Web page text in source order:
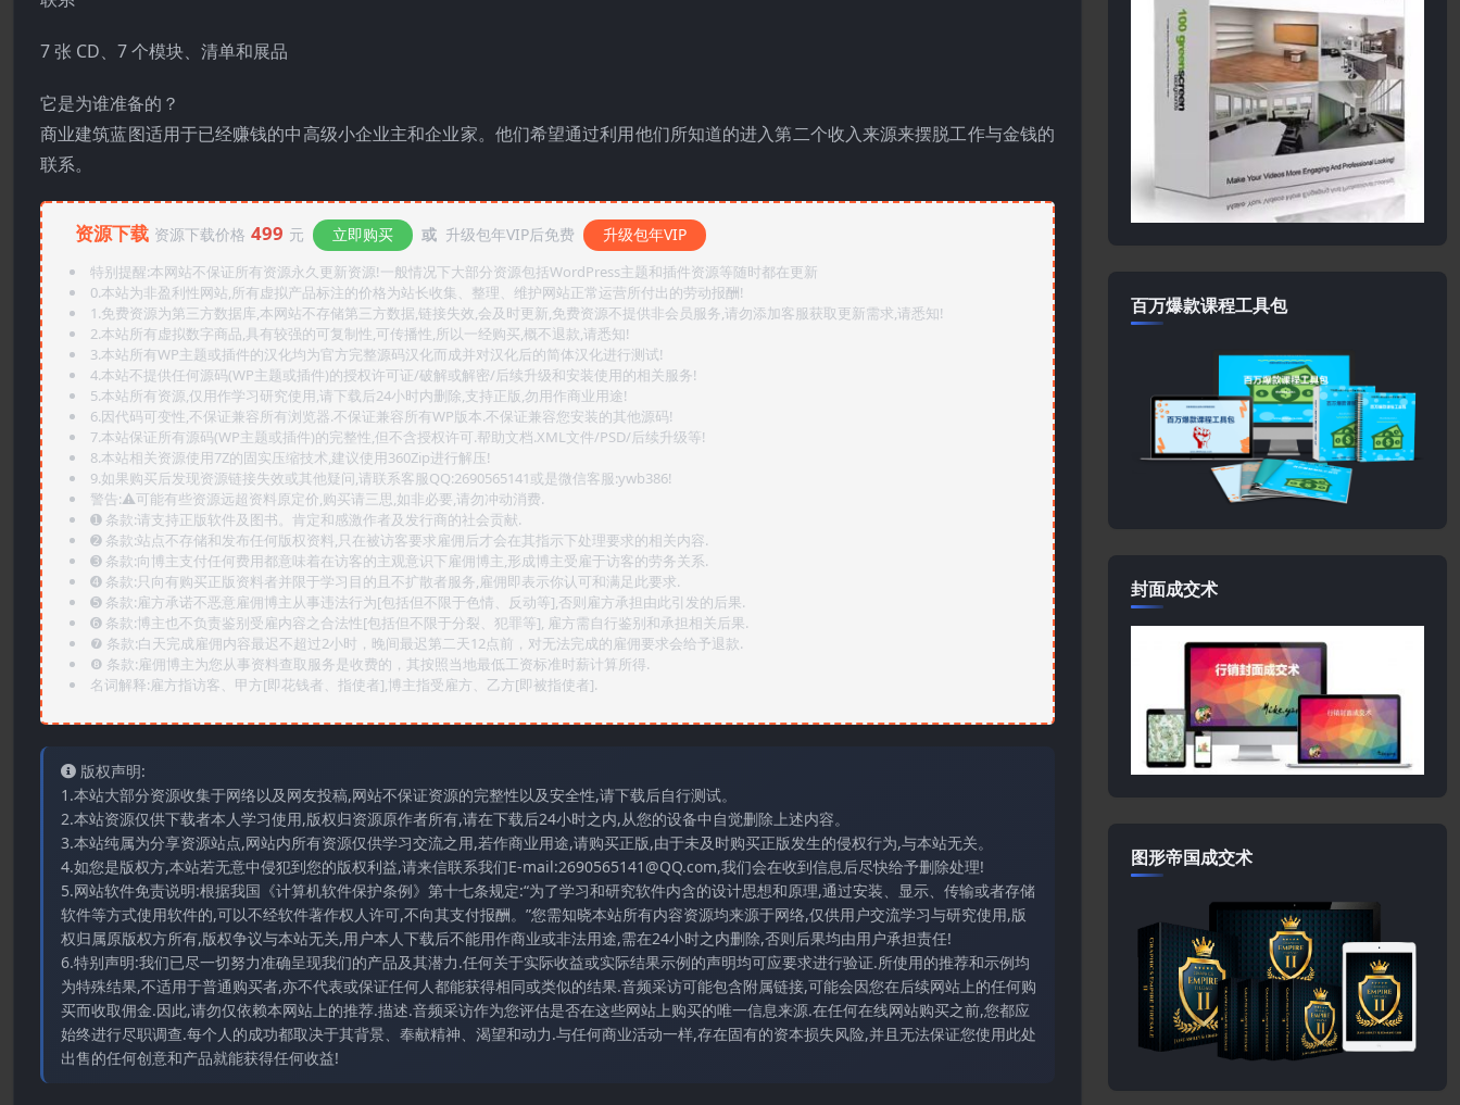
7 张 CD、7 个模块、清单和展品
它是为谁准备的？
商业建筑蓝图适用于已经赚钱的中高级小企业主和企业家。他们希望通过利用他们所知道的进入第二个收入来源来摆脱工作与金钱的
联系。
资源下载 资源下载价格 499 元 立即购买 或 升级包年VIP后免费 升级包年VIP
特别提醒:本网站不保证所有资源永久更新资源!一般情况下大部分资源包括WordPress主题和插件资源等随时都在更新
0.本站为非盈利性网站,所有虚拟产品标注的价格为站长收集、整理、维护网站正常运营所付出的劳动报酬!
1.免费资源为第三方数据库,本网站不存储第三方数据,链接失效,会及时更新,免费资源不提供非会员服务,请勿添加客服获取更新需求,请悉知!
2.本站所有虚拟数字商品,具有较强的可复制性,可传播性,所以一经购买,概不退款,请悉知!
3.本站所有WP主题或插件的汉化均为官方完整源码汉化而成并对汉化后的简体汉化进行测试!
4.本站不提供任何源码(WP主题或插件)的授权许可证/破解或解密/后续升级和安装使用的相关服务!
5.本站所有资源,仅用作学习研究使用,请下载后24小时内删除,支持正版,勿用作商业用途!
6.因代码可变性,不保证兼容所有浏览器.不保证兼容所有WP版本.不保证兼容您安装的其他源码!
7.本站保证所有源码(WP主题或插件)的完整性,但不含授权许可.帮助文档.XML文件/PSD/后续升级等!
8.本站相关资源使用7Z的固实压缩技术,建议使用360Zip进行解压!
9.如果购买后发现资源链接失效或其他疑问,请联系客服QQ:2690565141或是微信客服:ywb386!
警告:⚠️可能有些资源远超资料原定价,购买请三思,如非必要,请勿冲动消费.
➊️ 条款:请支持正版软件及图书。肯定和感激作者及发行商的社会贡献.
➋️ 条款:站点不存储和发布任何版权资料,只在被访客要求雇佣后才会在其指示下处理要求的相关内容.
➌️ 条款:向博主支付任何费用都意味着在访客的主观意识下雇佣博主,形成博主受雇于访客的劳务关系.
➍️ 条款:只向有购买正版资料者并限于学习目的且不扩散者服务,雇佣即表示你认可和满足此要求.
➎ 条款:雇方承诺不恶意雇佣博主从事违法行为[包括但不限于色情、反动等],否则雇方承担由此引发的后果.
➏️ 条款:博主也不负责鉴别受雇内容之合法性[包括但不限于分裂、犯罪等], 雇方需自行鉴别和承担相关后果.
❼ 条款:白天完成雇佣内容最迟不超过2小时，晚间最迟第二天12点前，对无法完成的雇佣要求会给予退款.
❽ 条款:雇佣博主为您从事资料查取服务是收费的，其按照当地最低工资标准时薪计算所得.
名词解释:雇方指访客、甲方[即花钱者、指使者],博主指受雇方、乙方[即被指使者].
版权声明:
1.本站大部分资源收集于网络以及网友投稿,网站不保证资源的完整性以及安全性,请下载后自行测试。
2.本站资源仅供下载者本人学习使用,版权归资源原作者所有,请在下载后24小时之内,从您的设备中自觉删除上述内容。
3.本站纯属为分享资源站点,网站内所有资源仅供学习交流之用,若作商业用途,请购买正版,由于未及时购买正版发生的侵权行为,与本站无关。
4.如您是版权方,本站若无意中侵犯到您的版权利益,请来信联系我们E-mail:2690565141@QQ.com,我们会在收到信息后尽快给予删除处理!
5.网站软件免责说明:根据我国《计算机软件保护条例》第十七条规定:“为了学习和研究软件内含的设计思想和原理,通过安装、显示、传输或者存储
软件等方式使用软件的,可以不经软件著作权人许可,不向其支付报酬。”您需知晓本站所有内容资源均来源于网络,仅供用户交流学习与研究使用,版
权归属原版权方所有,版权争议与本站无关,用户本人下载后不能用作商业或非法用途,需在24小时之内删除,否则后果均由用户承担责任!
6.特别声明:我们已尽一切努力准确呈现我们的产品及其潜力.任何关于实际收益或实际结果示例的声明均可应要求进行验证.所使用的推荐和示例均
为特殊结果,不适用于普通购买者,亦不代表或保证任何人都能获得相同或类似的结果.音频采访可能包含附属链接,可能会因您在后续网站上的任何购
买而收取佣金.因此,请勿仅依赖本网站上的推荐.描述.音频采访作为您评估是否在这些网站上购买的唯一信息来源.在任何在线网站购买之前,您都应
始终进行尽职调查.每个人的成功都取决于其背景、奉献精神、渴望和动力.与任何商业活动一样,存在固有的资本损失风险,并且无法保证您使用此处
出售的任何创意和产品就能获得任何收益!
百万爆款课程工具包
封面成交术
图形帝国成交术